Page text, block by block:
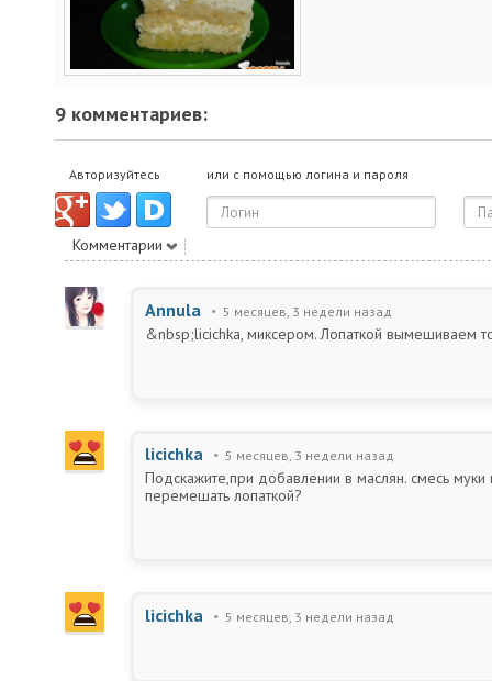
9 комментариев:
Авторизуйтесь или с помощью логина и пароля
Комментарии
Annula 5 месяцев, 3 недели назад
&nbsp;licichka, миксером. Лопаткой вымешиваем
licichka 5 месяцев, 3 недели назад
Подскажите,при добавлении в маслян. смесь
перемешать лопаткой?
licichka 5 месяцев, 3 недели назад